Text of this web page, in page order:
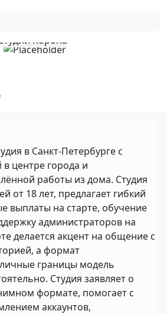
в Санкт-Петербурге с
центре города и
работы из дома. Студия
от 18 лет, предлагает гибкий
выплаты на старте, обучение
администраторов на
делается акцент на общение с
а формат
границы модель
Студия заявляет о
формате, помогает с
аккаунтов,